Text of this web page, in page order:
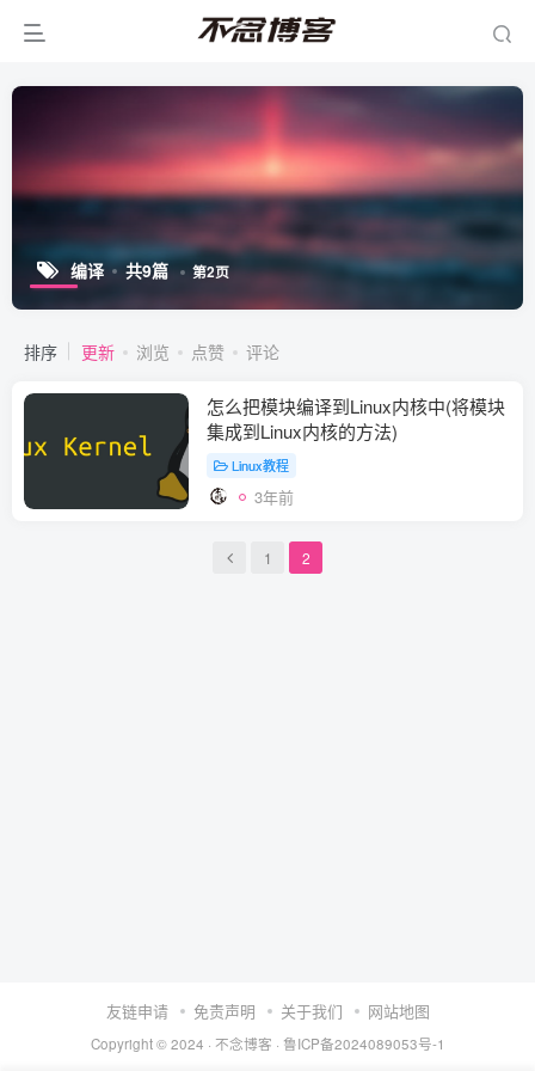
编译 共9篇 第2页
排序 更新 浏览 点赞 评论
怎么把模块编译到Linux内核中(将模块
集成到Linux内核的方法)
Linux教程
3年前
1 2
友链申请 免责声明 关于我们 网站地图
Copyright © 2024 · 不念博客 · 鲁ICP备2024089053号-1